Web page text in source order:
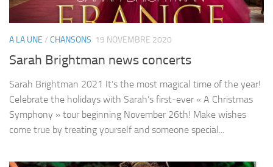
A LA UNE / CHANSONS 19 NOVEMBRE 2020
Sarah Brightman news concerts
Sarah Brightman 2021 It’s the most magical time of the year!
Celebrate the holidays with Sarah’s first-ever « A Christmas
Symphony » tour beginning November 26th! Make wishes
come true by treating yourself and someone special...